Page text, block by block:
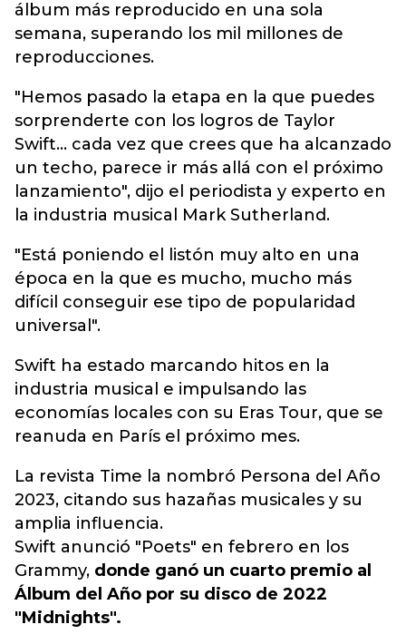
álbum más reproducido en una sola
semana, superando los mil millones de
reproducciones.
"Hemos pasado la etapa en la que puedes
sorprenderte con los logros de Taylor
Swift... cada vez que crees que ha alcanzado
un techo, parece ir más allá con el próximo
lanzamiento", dijo el periodista y experto en
la industria musical Mark Sutherland.
"Está poniendo el listón muy alto en una
época en la que es mucho, mucho más
difícil conseguir ese tipo de popularidad
universal".
Swift ha estado marcando hitos en la
industria musical e impulsando las
economías locales con su Eras Tour, que se
reanuda en París el próximo mes.
La revista Time la nombró Persona del Año
2023, citando sus hazañas musicales y su
amplia influencia.
Swift anunció "Poets" en febrero en los
Grammy, donde ganó un cuarto premio al
Álbum del Año por su disco de 2022
"Midnights".